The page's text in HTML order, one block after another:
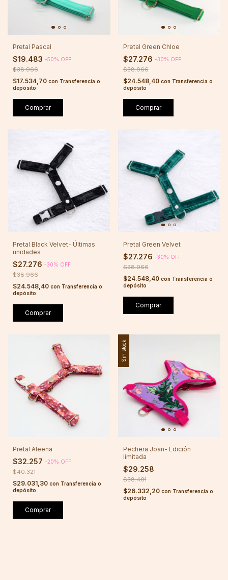
Pretal Pascal
$19.483 -50% OFF
$38.966
$17.534,70 con Transferencia o
depósito
Comprar
Pretal Green Chloe
$27.276 -30% OFF
$38.966
$24.548,40 con Transferencia o
depósito
Comprar
Pretal Black Velvet- Últimas
unidades
$27.276 -30% OFF
$38.966
$24.548,40 con Transferencia o
depósito
Comprar
Pretal Green Velvet
$27.276 -30% OFF
$38.966
$24.548,40 con Transferencia o
depósito
Comprar
Pretal Aleena
$32.257 -20% OFF
$40.321
$29.031,30 con Transferencia o
depósito
Comprar
Sin stock
Pechera Joan- Edición
limitada
$29.258
$38.401
$26.332,20 con Transferencia o
depósito